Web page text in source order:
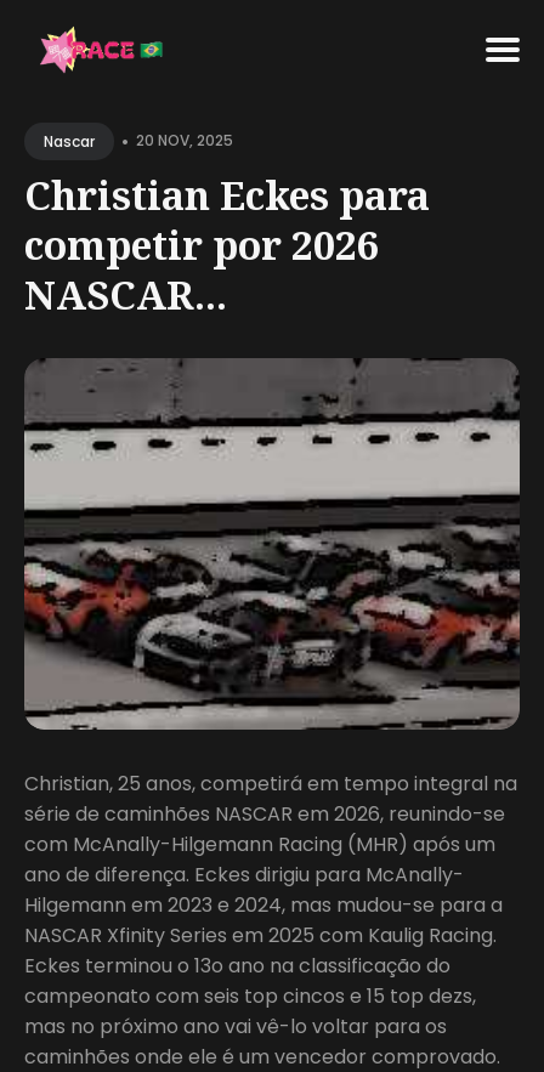
for
Blog
Nascar • 20 NOV, 2025
Christian Eckes para
competir por 2026
NASCAR...
Christian, 25 anos, competirá em tempo integral na
série de caminhões NASCAR em 2026, reunindo-se
com McAnally-Hilgemann Racing (MHR) após um
ano de diferença. Eckes dirigiu para McAnally-
Hilgemann em 2023 e 2024, mas mudou-se para a
NASCAR Xfinity Series em 2025 com Kaulig Racing.
Eckes terminou o 13o ano na classificação do
campeonato com seis top cincos e 15 top dezs,
mas no próximo ano vai vê-lo voltar para os
caminhões onde ele é um vencedor comprovado.